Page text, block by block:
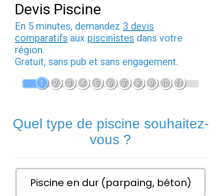
Devis Piscine
En 5 minutes, demandez 3 devis
comparatifs aux piscinistes dans votre
région.
Gratuit, sans pub et sans engagement.
1 2 3 4 5 6 7 8 9 10 11
Quel type de piscine souhaitez-
vous ?
Piscine en dur (parpaing, béton)